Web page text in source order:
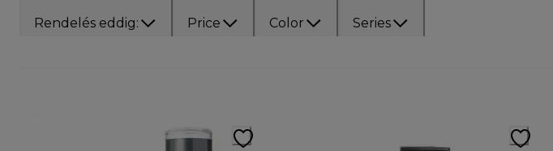
Rendelés eddig: Price Color Series